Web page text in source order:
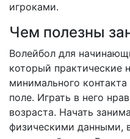
игроками.
Чем полезны
Волейбол для
который практические
минимального
поле. Играть в него
возраста. Начать
физическими данными,